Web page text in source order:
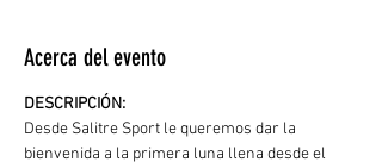
Acerca del evento
DESCRIPCIÓN:
Desde Salitre Sport le queremos dar la
bienvenida a la primera luna llena desde el